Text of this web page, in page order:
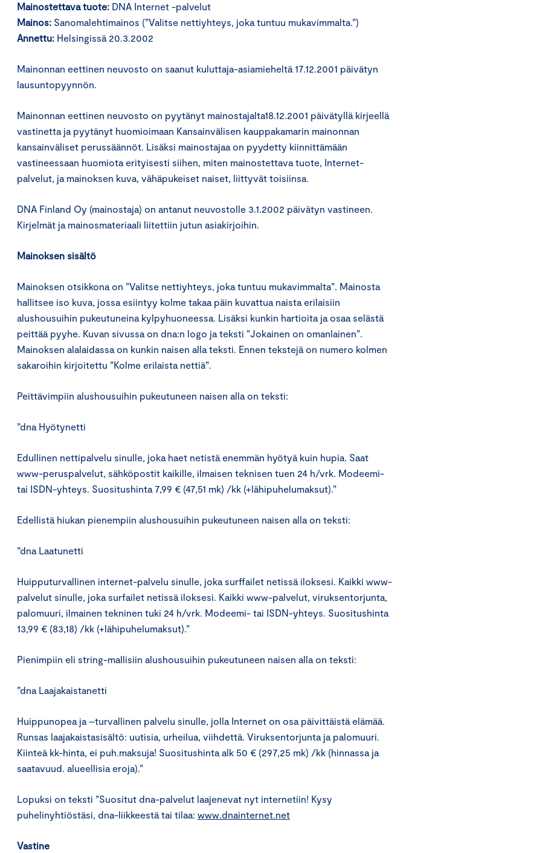
Mainostettava tuote: DNA Internet -palvelut
Mainos: Sanomalehtimainos (”Valitse nettiyhteys, joka tuntuu mukavimmalta.”)
Annettu: Helsingissä 20.3.2002
Mainonnan eettinen neuvosto on saanut kuluttaja-asiamieheltä 17.12.2001 päivätyn
lausuntopyynnön.
Mainonnan eettinen neuvosto on pyytänyt mainostajalta18.12.2001 päivätyllä kirjeellä
vastinetta ja pyytänyt huomioimaan Kansainvälisen kauppakamarin mainonnan
kansainväliset perussäännöt. Lisäksi mainostajaa on pyydetty kiinnittämään
vastineessaan huomiota erityisesti siihen, miten mainostettava tuote, Internet-
palvelut, ja mainoksen kuva, vähäpukeiset naiset, liittyvät toisiinsa.
DNA Finland Oy (mainostaja) on antanut neuvostolle 3.1.2002 päivätyn vastineen.
Kirjelmät ja mainosmateriaali liitettiin jutun asiakirjoihin.
Mainoksen sisältö
Mainoksen otsikkona on ”Valitse nettiyhteys, joka tuntuu mukavimmalta”. Mainosta
hallitsee iso kuva, jossa esiintyy kolme takaa päin kuvattua naista erilaisiin
alushousuihin pukeutuneina kylpyhuoneessa. Lisäksi kunkin hartioita ja osaa selästä
peittää pyyhe. Kuvan sivussa on dna:n logo ja teksti ”Jokainen on omanlainen”.
Mainoksen alalaidassa on kunkin naisen alla teksti. Ennen tekstejä on numero kolmen
sakaroihin kirjoitettu ”Kolme erilaista nettiä”.
Peittävimpiin alushousuihin pukeutuneen naisen alla on teksti:
”dna Hyötynetti
Edullinen nettipalvelu sinulle, joka haet netistä enemmän hyötyä kuin hupia. Saat
www-peruspalvelut, sähköpostit kaikille, ilmaisen teknisen tuen 24 h/vrk. Modeemi-
tai ISDN-yhteys. Suositushinta 7,99 € (47,51 mk) /kk (+lähipuhelumaksut).”
Edellistä hiukan pienempiin alushousuihin pukeutuneen naisen alla on teksti:
”dna Laatunetti
Huipputurvallinen internet-palvelu sinulle, joka surffailet netissä iloksesi. Kaikki www-
palvelut sinulle, joka surfailet netissä iloksesi. Kaikki www-palvelut, viruksentorjunta,
palomuuri, ilmainen tekninen tuki 24 h/vrk. Modeemi- tai ISDN-yhteys. Suositushinta
13,99 € (83,18) /kk (+lähipuhelumaksut).”
Pienimpiin eli string-mallisiin alushousuihin pukeutuneen naisen alla on teksti:
”dna Laajakaistanetti
Huippunopea ja –turvallinen palvelu sinulle, jolla Internet on osa päivittäistä elämää.
Runsas laajakaistasisältö: uutisia, urheilua, viihdettä. Viruksentorjunta ja palomuuri.
Kiinteä kk-hinta, ei puh.maksuja! Suositushinta alk 50 € (297,25 mk) /kk (hinnassa ja
saatavuud. alueellisia eroja).”
Lopuksi on teksti ”Suositut dna-palvelut laajenevat nyt internetiin! Kysy
puhelinyhtiöstäsi, dna-liikkeestä tai tilaa: www.dnainternet.net
Vastine